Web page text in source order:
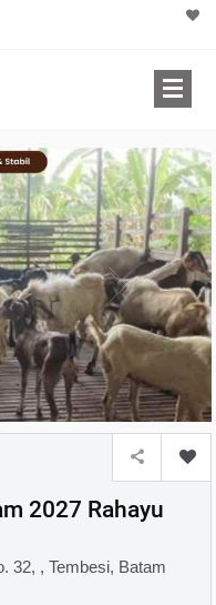
2027 Rahayu
32, , Tembesi, Batam